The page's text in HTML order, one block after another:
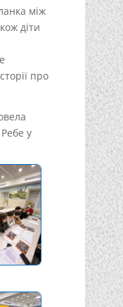
між
діти
про
у